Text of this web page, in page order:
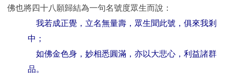
佛也將四十八願歸結為一句名號度眾生而說：
我若成正覺，立名無量壽，眾生聞此號，俱來我剎
中；
如佛金色身，妙相悉圓滿，亦以大悲心，利益諸群
品。